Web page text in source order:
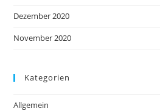
Dezember 2020
November 2020
Kategorien
Allgemein